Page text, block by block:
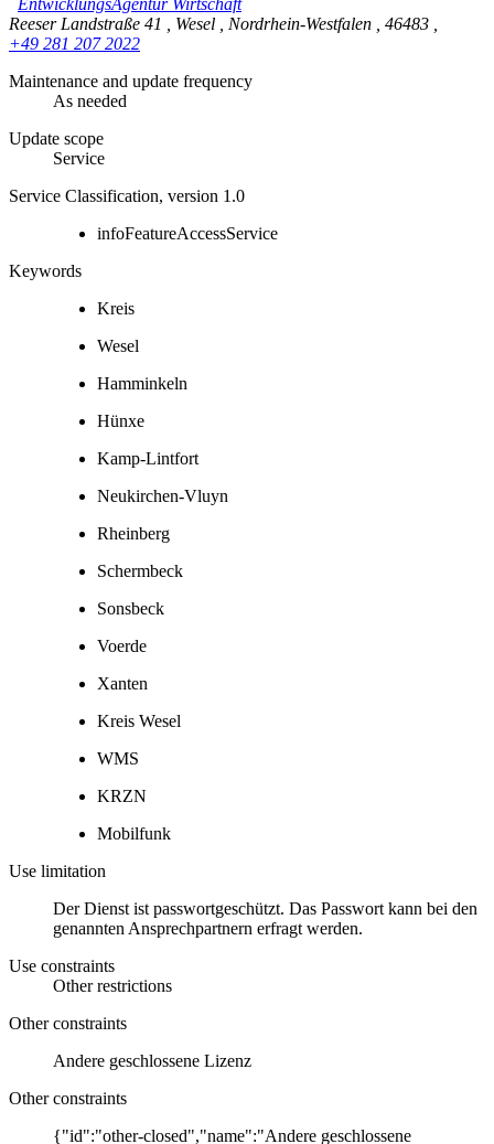
Reeser Landstraße 41
Wesel Nordrhein-Westfalen 46483
+49 281 207 2022
Maintenance and update frequency
As needed
Update scope
Service
Service Classification, version 1.0
infoFeatureAccessService
Keywords
Kreis
Wesel
Hamminkeln
Hünxe
Kamp-Lintfort
Neukirchen-Vluyn
Rheinberg
Schermbeck
Sonsbeck
Voerde
Xanten
Kreis Wesel
WMS
KRZN
Mobilfunk
Use limitation
Der Dienst ist passwortgeschützt. Das Passwort kann bei den
genannten Ansprechpartnern erfragt werden.
Use constraints
Other restrictions
Other constraints
Andere geschlossene Lizenz
Other constraints
{"id":"other-closed","name":"Andere geschlossene